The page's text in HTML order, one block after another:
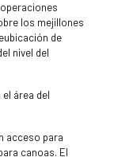
los mejillones
de
nivel del
área del
acceso para
canoas. El